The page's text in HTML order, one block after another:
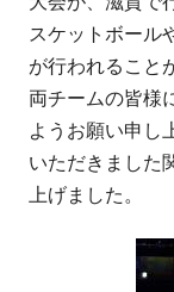
スケットボール
が行われること
両チームの皆様
ようお願い申し
いただきました
上げました。